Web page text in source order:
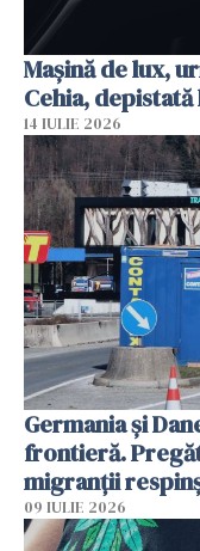
Mașină de lux,
Cehia,
14 IULIE 2026
Germania și
frontieră.
migranții
09 IULIE 2026